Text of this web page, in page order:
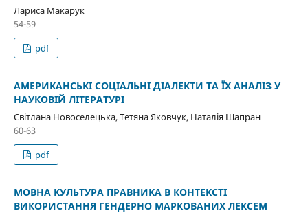
Лариса Макарук
54-59
pdf
АМЕРИКАНСЬКІ СОЦІАЛЬНІ ДІАЛЕКТИ ТА ЇХ АНАЛІЗ У
НАУКОВІЙ ЛІТЕРАТУРІ
Світлана Новоселецька, Тетяна Яковчук, Наталія Шапран
60-63
pdf
МОВНА КУЛЬТУРА ПРАВНИКА В КОНТЕКСТІ
ВИКОРИСТАННЯ ГЕНДЕРНО МАРКОВАНИХ ЛЕКСЕМ